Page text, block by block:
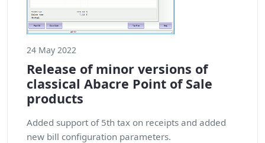
24 May 2022
Release of minor versions of
classical Abacre Point of Sale
products
Added support of 5th tax on receipts and added
new bill configuration parameters.